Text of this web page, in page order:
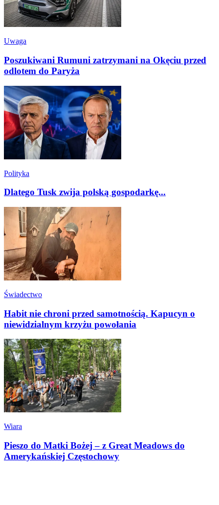
Uwaga
Poszukiwani Rumuni zatrzymani na Okęciu przed
odlotem do Paryża
Polityka
Dlatego Tusk zwija polską gospodarkę...
Świadectwo
Habit nie chroni przed samotnością. Kapucyn o
niewidzialnym krzyżu powołania
Wiara
Pieszo do Matki Bożej – z Great Meadows do
Amerykańskiej Częstochowy